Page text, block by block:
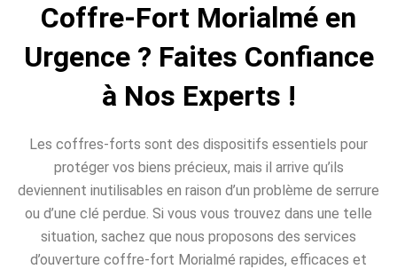
Coffre-Fort Morialmé en
Urgence ? Faites Confiance
à Nos Experts !
Les coffres-forts sont des dispositifs essentiels pour
protéger vos biens précieux, mais il arrive qu’ils
deviennent inutilisables en raison d’un problème de serrure
ou d’une clé perdue. Si vous vous trouvez dans une telle
situation, sachez que nous proposons des services
d’ouverture coffre-fort Morialmé rapides, efficaces et